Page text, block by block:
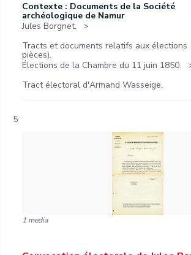
Contexte : Documents de la Société
archéologique de Namur
Jules Borgnet.
Tracts et documents relatifs aux élections
pièces).
Élections de la Chambre du 11 juin 1850.
Tract électoral d'Armand Wasseige.
5
1 media